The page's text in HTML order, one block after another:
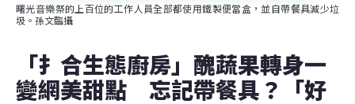
曙光音樂祭的上百位的工作人員全部都使用鐵製便當盒，並自帶餐具減少垃
圾。孫文臨攝
「扌合生態廚房」醜蔬果轉身一
變網美甜點　忘記帶餐具？「好